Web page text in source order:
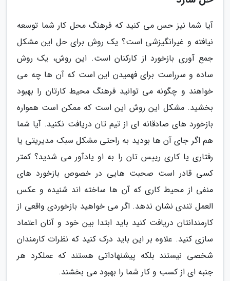
آیا شما نیز حس می کنید که فرهنگ محل کار شما توسعه
نیافته و غیرانگیزشی است؟ یک روش برای حل این مشکل
جمع آوری بازخورد از کارکنان است. این روش، یک روش
ساده و سرراست برای فهمیدن این است که آن ها چه می
خواهند و چگونه می توانید فرهنگ محیط کارتان را بهبود
بخشید. مشکل این روش این است که ممکن است همواره
بازخورد های صادقانه ای از تیم تان دریافت نکنید. آیا شما
هم اگر جای آن ها بودید به راحتی مشکل سبک مدیریتی یا
رفتاری یا کاری رییس تان را به او یادآور می شدید؟ کمتر
کسی قادر است صحبت هایی در خصوص بازخورد های
منفی از محیط کاری که آن ها ساخته اند شنیده و عکس
العمل تندی نشان ندهد. اگر می خواهید بازخوردی واقعی از
کارمندانتان دریافت کنید باید ابتدا بین خود و آنان اعتماد
سازی کنید. علاوه بر این باید درک کنید که نظرات کارمندان
شخصی نیستند بلکه پیشنهاداتی هستند که عملکرد هر
جنبه ای از کسب و کار شما را بهبود می بخشند.